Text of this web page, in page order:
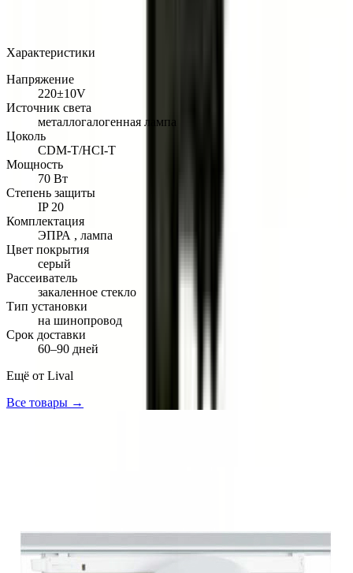
Характеристики
Напряжение
220±10V
Источник света
металлогалогенная лампа
Цоколь
CDM-T/HCI-T
Мощность
70 Вт
Степень защиты
IP 20
Комплектация
ЭПРА , лампа
Цвет покрытия
серый
Рассеиватель
закаленное стекло
Тип установки
на шинопровод
Срок доставки
60–90 дней
Ещё от Lival
Все товары →